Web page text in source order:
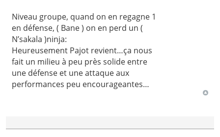
Niveau groupe, quand on en regagne 1
en défense, ( Bane ) on en perd un (
N’sakala )ninja:
Heureusement Pajot revient…ça nous
fait un milieu à peu près solide entre
une défense et une attaque aux
performances peu encourageantes…